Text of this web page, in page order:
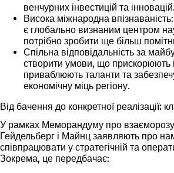
венчурних інвестицій та інновацій.
Висока міжнародна впізнаваність
є глобально визнаним центром
потрібно зробити ще більш
Спільна відповідальність за
створити умови, що прискорюють
приваблюють таланти та
економічну міць регіону.
Від бачення до конкретної реалізації:
У рамках Меморандуму про
Гейдельберг і Майнц заявляють про
співпрацювати у стратегічній та
Зокрема, це передбачає: